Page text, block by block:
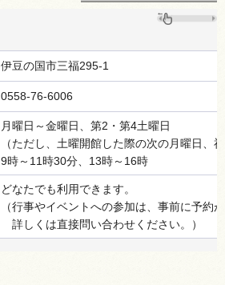
伊豆の国市三福295-1
0558-76-6006
月曜日～金曜日、第2・第4土曜日
（ただし、土曜開館した際の次の月曜日、
9時～11時30分、13時～16時
どなたでも利用できます。
（行事やイベントへの参加は、事前に予約
詳しくは直接問い合わせください。）